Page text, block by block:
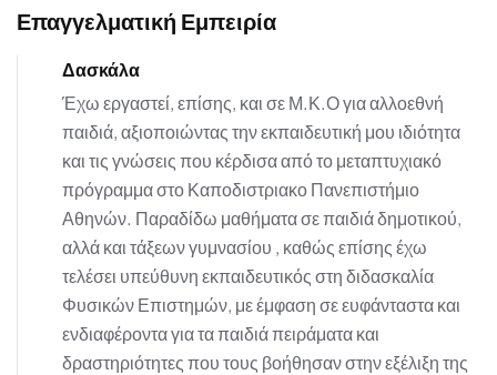
Επαγγελματική Εμπειρία
Δασκάλα
Έχω εργαστεί, επίσης, και σε Μ.Κ.Ο για αλλοεθνή
παιδιά, αξιοποιώντας την εκπαιδευτική μου ιδιότητα
και τις γνώσεις που κέρδισα από το μεταπτυχιακό
πρόγραμμα στο Καποδιστριακο Πανεπιστήμιο
Αθηνών. Παραδίδω μαθήματα σε παιδιά δημοτικού,
αλλά και τάξεων γυμνασίου , καθώς επίσης έχω
τελέσει υπεύθυνη εκπαιδευτικός στη διδασκαλία
Φυσικών Επιστημών, με έμφαση σε ευφάνταστα και
ενδιαφέροντα για τα παιδιά πειράματα και
δραστηριότητες που τους βοήθησαν στην εξέλιξη της